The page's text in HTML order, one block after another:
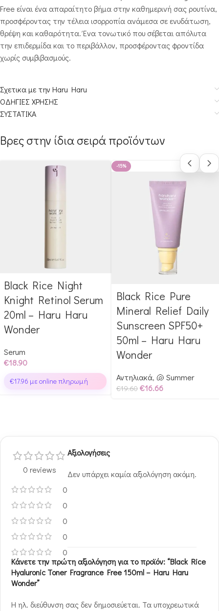
Free είναι ένα απαραίτητο βήμα στην καθημερινή σας ρουτίνα,
προσφέροντας την τέλεια ισορροπία ανάμεσα σε ενυδάτωση,
θρέψη και καθαρότητα. Ένα τονωτικό που σέβεται απόλυτα
την επιδερμίδα και το περιβάλλον, προσφέροντας φροντίδα
χωρίς συμβιβασμούς.
Σχετικα με την Haru Haru
ΟΔΗΓΙΕΣ ΧΡΗΣΗΣ
ΣΥΣΤΑΤΙΚΑ
Βρες στην ίδια σειρά προϊόντων
Αγόρασε & κέρδισε 189
Glow Points!
Black Rice Night
Knight Retinol Serum
20ml – Haru Haru
Wonder
Serum
€18.90
€17.96 με online πληρωμή
-15%
Αγόρασε & κέρδισε 196
Glow Points!
Black Rice Pure
Mineral Relief Daily
Sunscreen SPF50+
50ml – Haru Haru
Wonder
Αντηλιακά, 🐚 Summer
€19.60 €16.66
0 reviews
0
0
0
0
0
Αξιολογήσεις
Δεν υπάρχει καμία αξιολόγηση ακόμη.
Κάνετε την πρώτη αξιολόγηση για το προϊόν: “Black Rice
Hyaluronic Toner Fragrance Free 150ml – Haru Haru
Wonder”
Η ηλ. διεύθυνση σας δεν δημοσιεύεται. Τα υποχρεωτικά